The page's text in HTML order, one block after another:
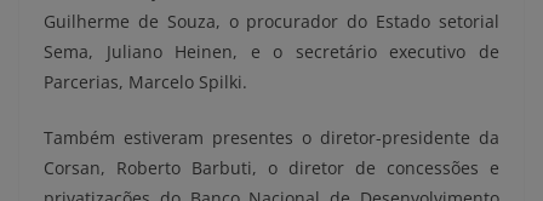
Guilherme de Souza, o procurador do Estado setorial
Sema, Juliano Heinen, e o secretário executivo de
Parcerias, Marcelo Spilki.
Também estiveram presentes o diretor-presidente da
Corsan, Roberto Barbuti, o diretor de concessões e